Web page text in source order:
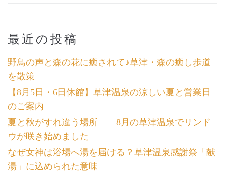
最近の投稿
野鳥の声と森の花に癒されて♪草津・森の癒し歩道
を散策
【8月5日・6日休館】草津温泉の涼しい夏と営業日
のご案内
夏と秋がすれ違う場所――8月の草津温泉でリンド
ウが咲き始めました
なぜ女神は浴場へ湯を届ける？草津温泉感謝祭「献
湯」に込められた意味